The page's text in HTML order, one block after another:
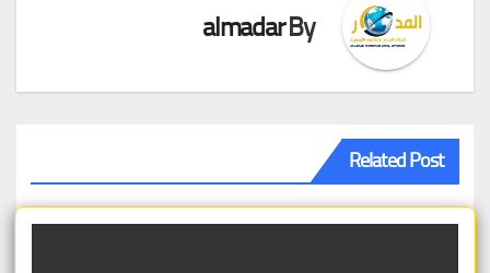
By
almadar
Related Post